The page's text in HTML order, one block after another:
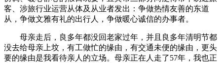
客、涉旅行业运营从体及从业者发出：争做热情友善的东道
从，争做文雅有礼的出行人，争做暖心诚信的办事者。
母亲走后，良多年都没回老家过年，并且良多年清明节都
没去给母亲上坟，有工做忙的缘由，有交通未便的缘由，更头
要的缘由是我看待亲人的立场。母亲正在人走了57年，我也正